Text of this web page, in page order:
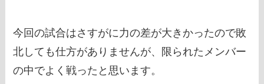
今回の試合はさすがに力の差が大きかったので敗
北しても仕方がありませんが、限られたメンバー
の中でよく戦ったと思います。